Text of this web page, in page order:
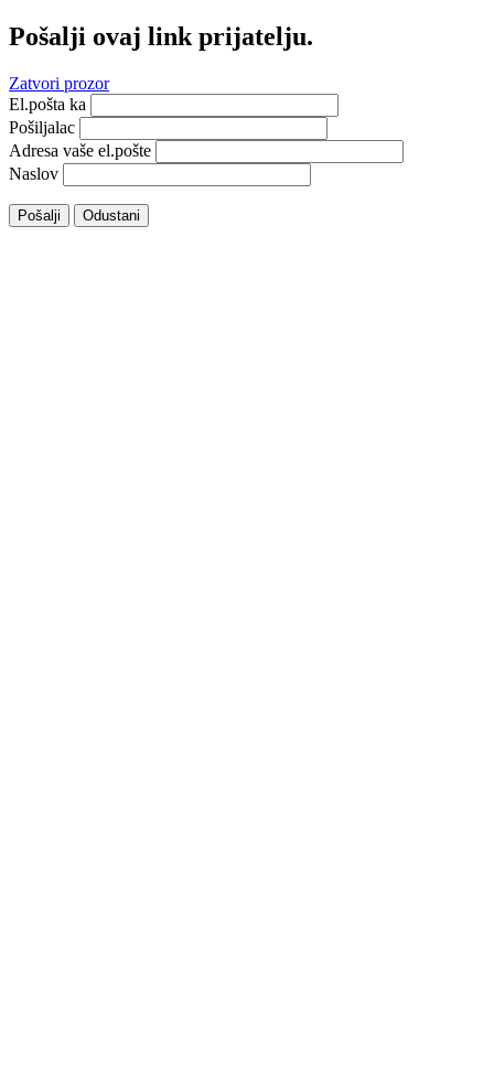
Pošalji ovaj link prijatelju.
Zatvori prozor
El.pošta ka
Pošiljalac
Adresa vaše el.pošte
Naslov
Pošalji Odustani